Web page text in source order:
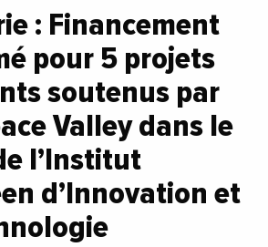
: Financement
pour 5 projets
soutenus par
Valley dans le
l’Institut
d’Innovation et